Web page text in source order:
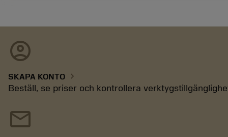
account_circle
SKAPA KONTO chevron_right
Beställ, se priser och kontrollera
mail